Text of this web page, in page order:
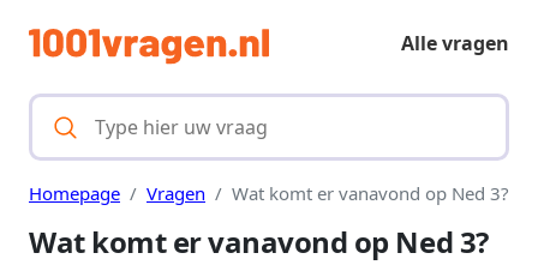
Alle vragen
Homepage Vragen Wat komt er vanavond op Ned 3?
Wat komt er vanavond op Ned 3?